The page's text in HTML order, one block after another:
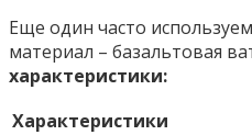
Еще один часто
материал – базальтовая
характеристики:
Характеристики